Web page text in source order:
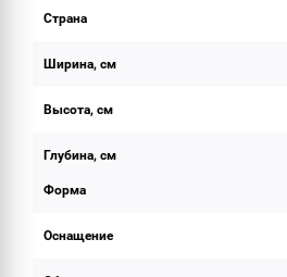
Страна
Ширина, см
Высота, см
Глубина, см
Форма
Оснащение